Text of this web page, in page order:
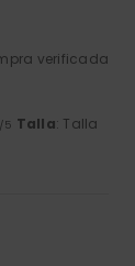
verificada
/5 Talla: Talla